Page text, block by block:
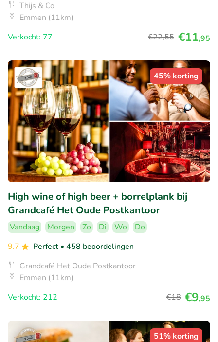
Thijs & Co
Emmen (11km)
Verkocht: 77
€22,55 €11,95
45% korting
High wine of high beer + borrelplank bij
Grandcafé Het Oude Postkantoor
Vandaag Morgen Zo Di Wo
Do
9.7
Perfect • 458 beoordelingen
Grandcafé Het Oude Postkantoor
Emmen (11km)
Verkocht: 212
€18 €9,95
51% korting